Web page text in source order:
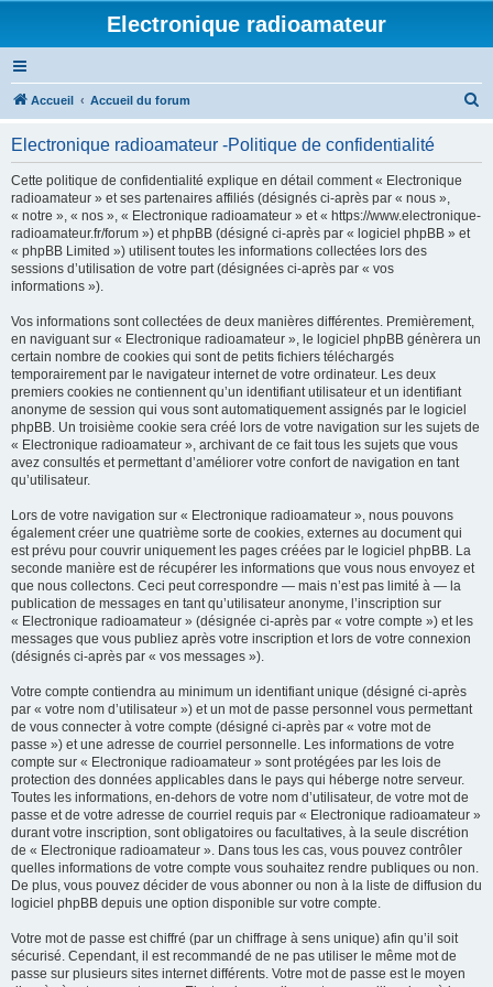
Electronique radioamateur
Accueil Accueil du forum
Electronique radioamateur -Politique de confidentialité
Cette politique de confidentialité explique en détail comment « Electronique
radioamateur » et ses partenaires affiliés (désignés ci-après par « nous »,
« notre », « nos », « Electronique radioamateur » et « https://www.electronique-
radioamateur.fr/forum ») et phpBB (désigné ci-après par « logiciel phpBB » et
« phpBB Limited ») utilisent toutes les informations collectées lors des
sessions d’utilisation de votre part (désignées ci-après par « vos
informations »).
Vos informations sont collectées de deux manières différentes. Premièrement,
en naviguant sur « Electronique radioamateur », le logiciel phpBB génèrera un
certain nombre de cookies qui sont de petits fichiers téléchargés
temporairement par le navigateur internet de votre ordinateur. Les deux
premiers cookies ne contiennent qu’un identifiant utilisateur et un identifiant
anonyme de session qui vous sont automatiquement assignés par le logiciel
phpBB. Un troisième cookie sera créé lors de votre navigation sur les sujets de
« Electronique radioamateur », archivant de ce fait tous les sujets que vous
avez consultés et permettant d’améliorer votre confort de navigation en tant
qu’utilisateur.
Lors de votre navigation sur « Electronique radioamateur », nous pouvons
également créer une quatrième sorte de cookies, externes au document qui
est prévu pour couvrir uniquement les pages créées par le logiciel phpBB. La
seconde manière est de récupérer les informations que vous nous envoyez et
que nous collectons. Ceci peut correspondre — mais n’est pas limité à — la
publication de messages en tant qu’utilisateur anonyme, l’inscription sur
« Electronique radioamateur » (désignée ci-après par « votre compte ») et les
messages que vous publiez après votre inscription et lors de votre connexion
(désignés ci-après par « vos messages »).
Votre compte contiendra au minimum un identifiant unique (désigné ci-après
par « votre nom d’utilisateur ») et un mot de passe personnel vous permettant
de vous connecter à votre compte (désigné ci-après par « votre mot de
passe ») et une adresse de courriel personnelle. Les informations de votre
compte sur « Electronique radioamateur » sont protégées par les lois de
protection des données applicables dans le pays qui héberge notre serveur.
Toutes les informations, en-dehors de votre nom d’utilisateur, de votre mot de
passe et de votre adresse de courriel requis par « Electronique radioamateur »
durant votre inscription, sont obligatoires ou facultatives, à la seule discrétion
de « Electronique radioamateur ». Dans tous les cas, vous pouvez contrôler
quelles informations de votre compte vous souhaitez rendre publiques ou non.
De plus, vous pouvez décider de vous abonner ou non à la liste de diffusion du
logiciel phpBB depuis une option disponible sur votre compte.
Votre mot de passe est chiffré (par un chiffrage à sens unique) afin qu’il soit
sécurisé. Cependant, il est recommandé de ne pas utiliser le même mot de
passe sur plusieurs sites internet différents. Votre mot de passe est le moyen